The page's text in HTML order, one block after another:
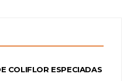
COLIFLOR ESPECIADAS